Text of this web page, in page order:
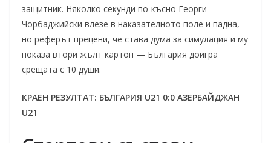
защитник. Няколко секунди по-късно Георги
Чорбаджийски влезе в наказателното поле и падна,
но реферът прецени, че става дума за симулация и му
показа втори жълт картон — България доигра
срещата с 10 души.
КРАЕН РЕЗУЛТАТ: БЪЛГАРИЯ U21 0:0 АЗЕРБАЙДЖАН
U21